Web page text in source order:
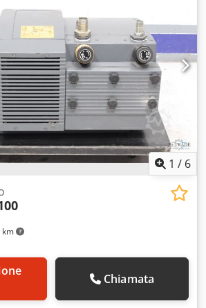
Portata volumetrica 60 Hz - 69 m³/h
60 Hz / Pressione/Vuoto relativo
60 Hz / Potenza 60 Hz - 3,6 kW
/ Livello rumore 60 Hz - 75…76 dB(A)
motore (senza motore)
tramite WhatsApp - MS Zoom -
Emskirchen/Nürnberg - Disponibile
essere testato Dwodpfx Aevk R I Ujk
1 / 6
km
Chiamata